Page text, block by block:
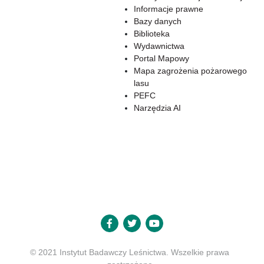
Informacje prawne
Bazy danych
Biblioteka
Wydawnictwa
Portal Mapowy
Mapa zagrożenia pożarowego
lasu
PEFC
Narzędzia AI
© 2021 Instytut Badawczy Leśnictwa. Wszelkie prawa